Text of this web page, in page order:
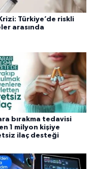
Türkiye’de riskli
arasında
bırakma tedavisi
1 milyon kişiye
ilaç desteği